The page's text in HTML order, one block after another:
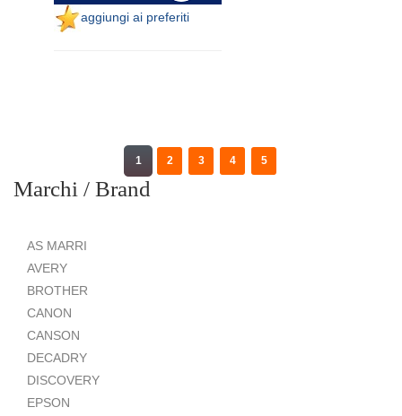
aggiungi ai preferiti
1 2 3 4 5
Marchi / Brand
AS MARRI
AVERY
BROTHER
CANON
CANSON
DECADRY
DISCOVERY
EPSON